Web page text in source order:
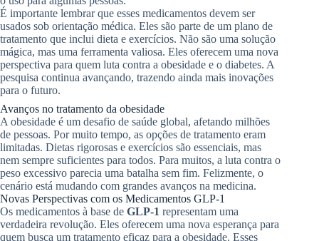
É importante lembrar que esses medicamentos devem ser
usados sob orientação médica. Eles são parte de um plano de
tratamento que inclui dieta e exercícios. Não são uma solução
mágica, mas uma ferramenta valiosa. Eles oferecem uma nova
perspectiva para quem luta contra a obesidade e o diabetes. A
pesquisa continua avançando, trazendo ainda mais inovações
para o futuro.
Avanços no tratamento da obesidade
A obesidade é um desafio de saúde global, afetando milhões
de pessoas. Por muito tempo, as opções de tratamento eram
limitadas. Dietas rigorosas e exercícios são essenciais, mas
nem sempre suficientes para todos. Para muitos, a luta contra o
peso excessivo parecia uma batalha sem fim. Felizmente, o
cenário está mudando com grandes avanços na medicina.
Novas Perspectivas com os Medicamentos GLP-1
Os medicamentos à base de GLP-1 representam uma
verdadeira revolução. Eles oferecem uma nova esperança para
quem busca um tratamento eficaz para a obesidade. Esses